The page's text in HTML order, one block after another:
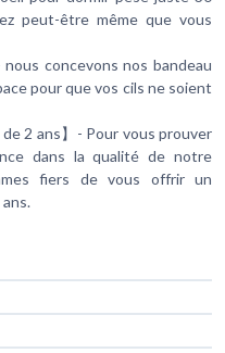
peut-être même que vous
concevons nos bandeau
pour que vos cils ne soient
2 ans】- Pour vous prouver
dans la qualité de notre
fiers de vous offrir un